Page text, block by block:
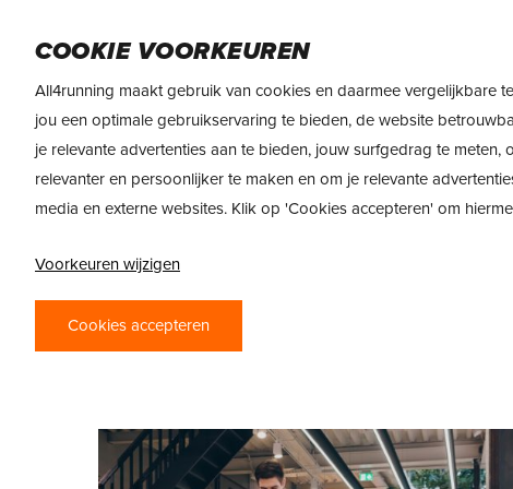
Wil jij
delen?
COOKIE VOORKEUREN
All4running maakt gebruik van cookies en daarmee vergelijkbare
jou een optimale gebruikservaring te bieden, de website
je relevante advertenties aan te bieden, jouw surfgedrag te meten,
relevanter en persoonlijker te maken en om je relevante
media en externe websites. Klik op 'Cookies accepteren' om
Voorkeuren wijzigen
Cookies accepteren